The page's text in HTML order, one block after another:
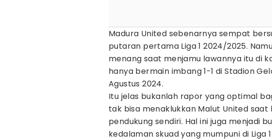
Madura United sebenarnya sempat
putaran pertama Liga 1 2024/2025.
menang saat menjamu lawannya itu di
hanya bermain imbang 1-1 di Stadion
Agustus 2024.
Itu jelas bukanlah rapor yang optimal
tak bisa menaklukkan Malut United
pendukung sendiri. Hal ini juga menjadi
kedalaman skuad yang mumpuni di Liga